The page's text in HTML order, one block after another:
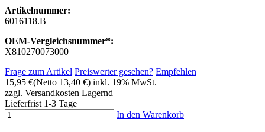
Artikelnummer:
6016118.B
OEM-Vergleichsnummer*:
X810270073000
Frage zum Artikel Preiswerter gesehen? Empfehlen
15,95 €(Netto 13,40 €) inkl. 19% MwSt.
zzgl. Versandkosten Lagernd
Lieferfrist 1-3 Tage
In den Warenkorb